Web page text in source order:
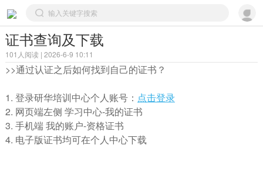
证书查询及下载
101人阅读 | 2026-6-9 10:11
>>通过认证之后如何找到自己的证书？
1. 登录研华培训中心个人账号： 点击登录
2. 网页端左侧 学习中心-我的证书
3. 手机端我的账户-资格证书
4. 电子版证书均可在个人中心下载